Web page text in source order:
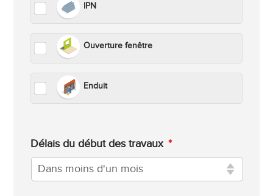
IPN
Ouverture fenêtre
Enduit
Délais du début des travaux *